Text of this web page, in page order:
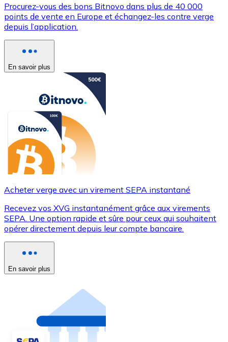
Procurez-vous des bons Bitnovo dans plus de 40 000
points de vente en Europe et échangez-les contre verge
depuis l’application.
En savoir plus
Acheter verge avec un virement SEPA instantané
Recevez vos XVG instantanément grâce aux virements
SEPA. Une option rapide et sûre pour ceux qui souhaitent
opérer directement depuis leur compte bancaire.
En savoir plus